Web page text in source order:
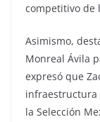
competitivo de
Asimismo,
Monreal Ávila
expresó que
infraestructura
la Selección